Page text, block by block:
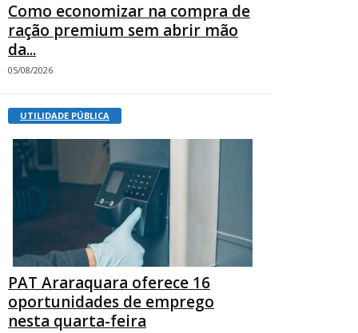
Como economizar na compra de
ração premium sem abrir mão
da...
05/08/2026
UTILIDADE PÚBLICA
PAT Araraquara oferece 16
oportunidades de emprego
nesta quarta-feira